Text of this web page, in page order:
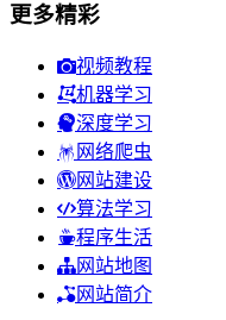
更多精彩
视频教程
机器学习
深度学习
网络爬虫
网站建设
算法学习
程序生活
网站地图
网站简介